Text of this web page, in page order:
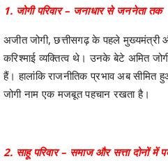
1. जोगी परिवार – जनाधार से जननेता तक
अजीत जोगी, छत्तीसगढ़ के पहले
करिश्माई व्यक्तित्व थे। उनके बेटे अमित
हैं। हालांकि राजनीतिक प्रभाव अब
जोगी नाम एक मजबूत पहचान रखता है।
2. साहू परिवार – समाज और सत्ता दोनों में